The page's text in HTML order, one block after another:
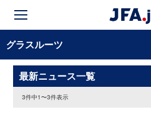
グラスルーツ
最新ニュース一覧
3件中1〜3件表示